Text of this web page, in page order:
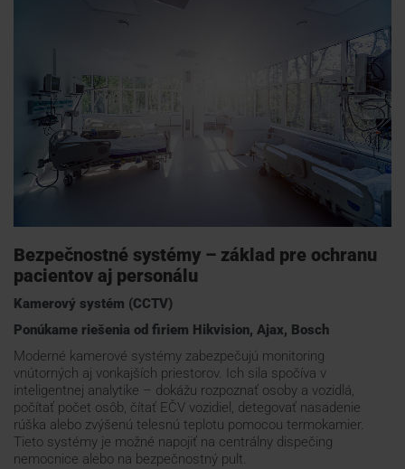
Bezpečnostné systémy – základ pre ochranu
pacientov aj personálu
Kamerový systém (CCTV)
Ponúkame riešenia od firiem Hikvision, Ajax, Bosch
Moderné kamerové systémy zabezpečujú monitoring
vnútorných aj vonkajších priestorov. Ich sila spočíva v
inteligentnej analytike – dokážu rozpoznať osoby a vozidlá,
počítať počet osôb, čítať EČV vozidiel, detegovať nasadenie
rúška alebo zvýšenú telesnú teplotu pomocou termokamier.
Tieto systémy je možné napojiť na centrálny dispečing
nemocnice alebo na bezpečnostný pult.